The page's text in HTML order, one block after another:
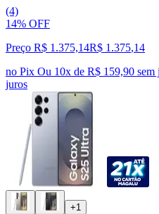
(4)
14% OFF
Preço R$ 1.375,14R$ 1.375,14
no Pix Ou 10x de R$ 159,90 sem
juros
+1